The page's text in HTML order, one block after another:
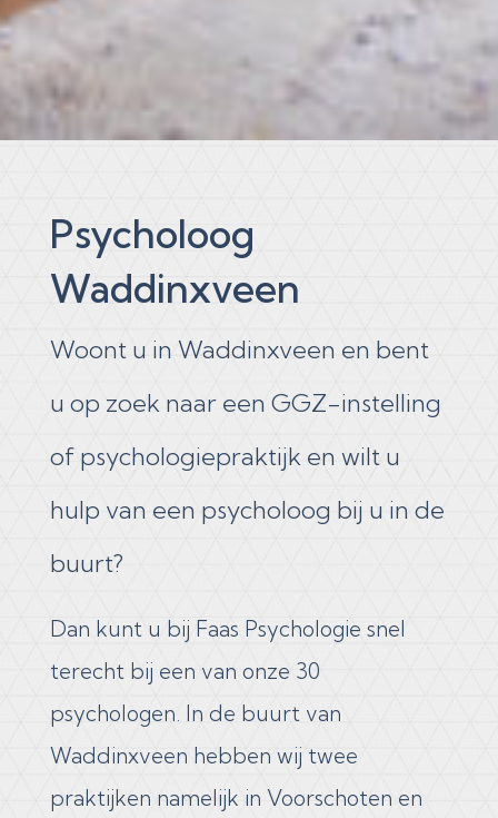
Psycholoog
Waddinxveen
Woont u in Waddinxveen en bent
u op zoek naar een GGZ-instelling
of psychologiepraktijk en wilt u
hulp van een psycholoog bij u in de
buurt?
Dan kunt u bij Faas Psychologie snel
terecht bij een van onze 30
psychologen. In de buurt van
Waddinxveen hebben wij twee
praktijken namelijk in Voorschoten en